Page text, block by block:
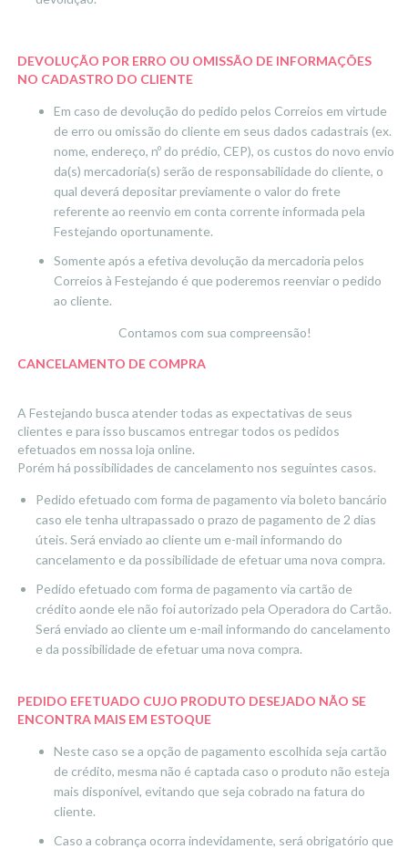
DEVOLUÇÃO POR ERRO OU OMISSÃO DE INFORMAÇÕES
NO CADASTRO DO CLIENTE
Em caso de devolução do pedido pelos Correios em virtude
de erro ou omissão do cliente em seus dados cadastrais (ex.
nome, endereço, nº do prédio, CEP), os custos do novo envio
da(s) mercadoria(s) serão de responsabilidade do cliente, o
qual deverá depositar previamente o valor do frete
referente ao reenvio em conta corrente informada pela
Festejando oportunamente.
Somente após a efetiva devolução da mercadoria pelos
Correios à Festejando é que poderemos reenviar o pedido
ao cliente.
Contamos com sua compreensão!
CANCELAMENTO DE COMPRA
A Festejando busca atender todas as expectativas de seus
clientes e para isso buscamos entregar todos os pedidos
efetuados em nossa loja online.
Porém há possibilidades de cancelamento nos seguintes casos.
Pedido efetuado com forma de pagamento via boleto bancário
caso ele tenha ultrapassado o prazo de pagamento de 2 dias
úteis. Será enviado ao cliente um e-mail informando do
cancelamento e da possibilidade de efetuar uma nova compra.
Pedido efetuado com forma de pagamento via cartão de
crédito aonde ele não foi autorizado pela Operadora do Cartão.
Será enviado ao cliente um e-mail informando do cancelamento
e da possibilidade de efetuar uma nova compra.
PEDIDO EFETUADO CUJO PRODUTO DESEJADO NÃO SE
ENCONTRA MAIS EM ESTOQUE
Neste caso se a opção de pagamento escolhida seja cartão
de crédito, mesma não é captada caso o produto não esteja
mais disponível, evitando que seja cobrado na fatura do
cliente.
Caso a cobrança ocorra indevidamente, será obrigatório que